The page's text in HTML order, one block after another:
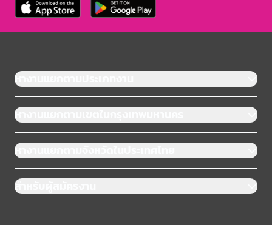
หางานแยกตามประเภทงาน
หางานแยกตามเขตในกรุงเทพมหานคร
หางานแยกตามจังหวัดในประเทศไทย
สำหรับผู้สมัครงาน